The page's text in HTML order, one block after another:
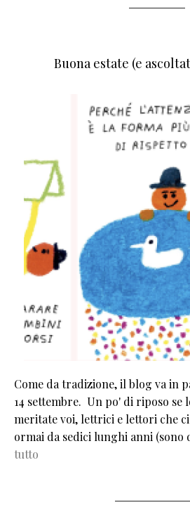
Buona estate (e
Come da tradizione, il blog va in
14 settembre. Un po' di riposo se
meritate voi, lettrici e lettori che
ormai da sedici lunghi anni (sono
tutto